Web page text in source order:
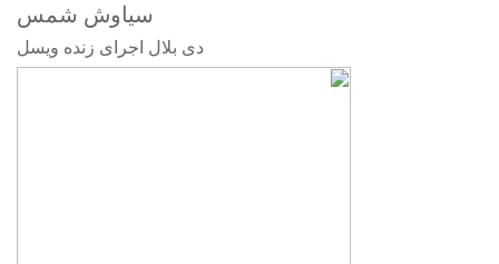
سیاوش شمس
دی بلال اجرای زنده ویسل